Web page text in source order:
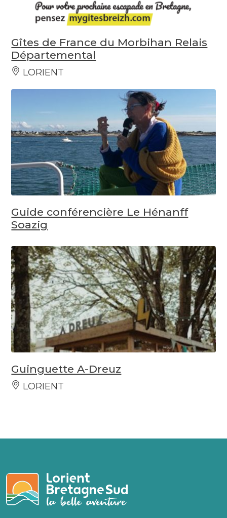
Gîtes de France du Morbihan Relais
Départemental
LORIENT
Guide conférencière Le Hénanff
Soazig
Guinguette A-Dreuz
LORIENT